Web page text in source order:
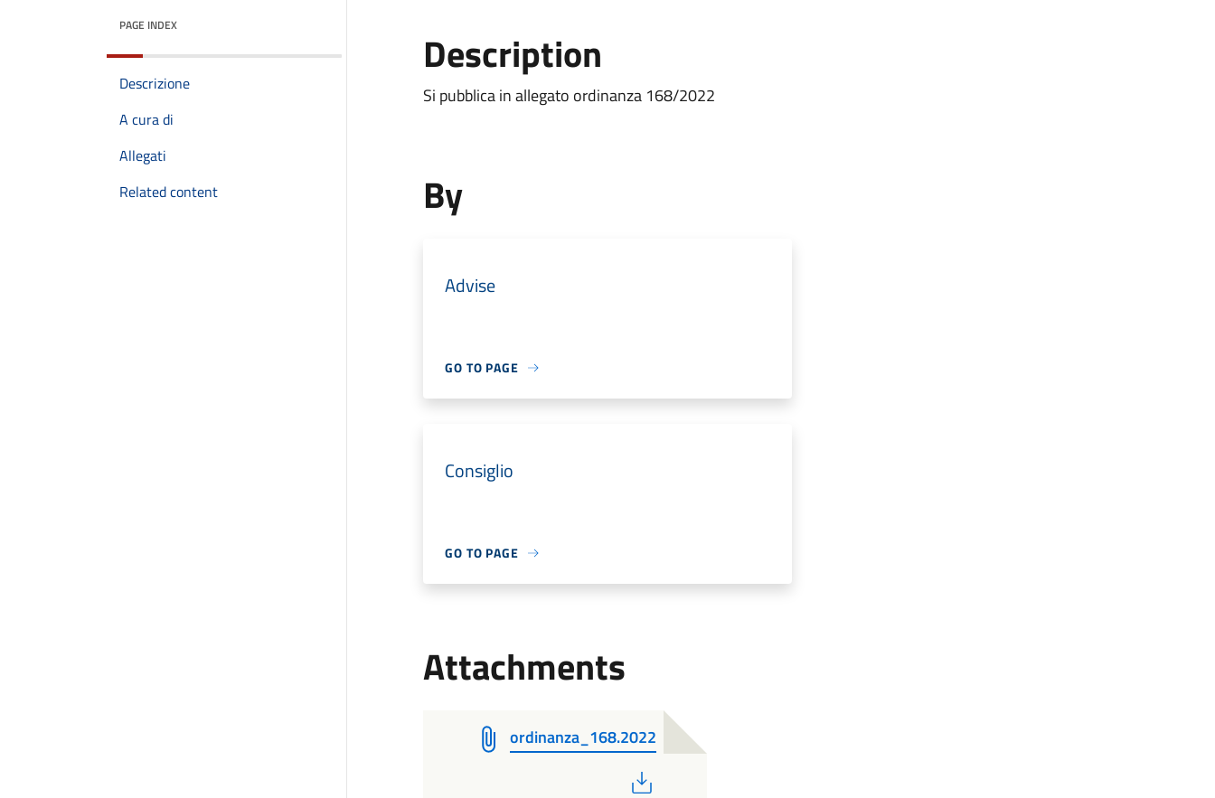
PAGE INDEX
Descrizione
A cura di
Allegati
Related content
Description
Si pubblica in allegato ordinanza 168/2022
By
Advise
GO TO PAGE
Consiglio
GO TO PAGE
Attachments
ordinanza_168.2022